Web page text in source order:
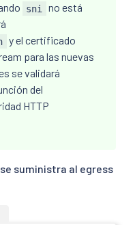
sni
no está
y el certificado
para las nuevas
se validará
del
HTTP
suministra al egress